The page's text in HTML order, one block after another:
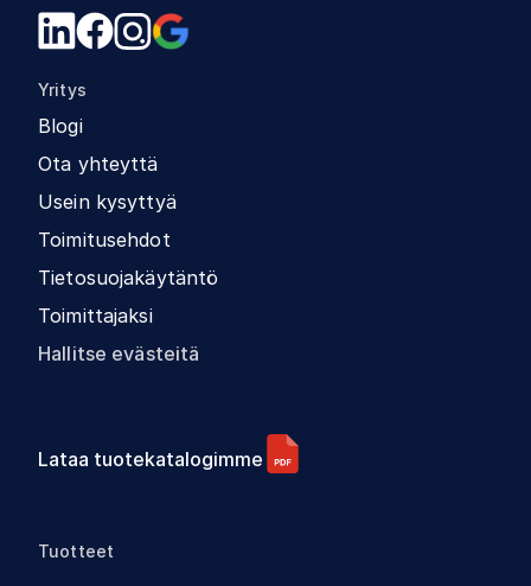
Yritys
Blogi
Ota yhteyttä
Usein kysyttyä
Toimitusehdot
Tietosuojakäytäntö
Toimittajaksi
Hallitse evästeitä
Lataa tuotekatalogimme
Tuotteet